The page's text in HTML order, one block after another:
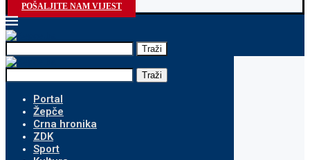
POŠALJITE NAM VIJEST
Traži
Traži
Portal
Žepče
Crna hronika
ZDK
Sport